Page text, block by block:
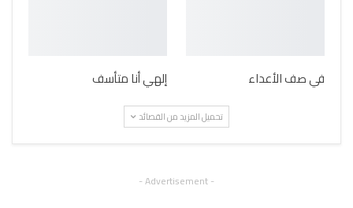
في صف الأعداء إلهي أنا متأسف
تحميل المزيد من القصائد
- Advertisement -